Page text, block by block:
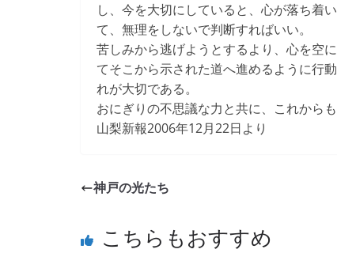
し、今を大切にしていると、心が落ち着
て、無理をしないで判断すればいい。
苦しみから逃げようとするより、心を空
てそこから示された道へ進めるように行
れが大切である。
おにぎりの不思議な力と共に、これから
山梨新報2006年12月22日より
神戸の光たち
こちらもおすすめ